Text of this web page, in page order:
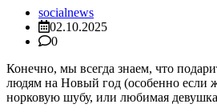
socialnews
02.10.2025
0
Конечно, мы всегда знаем, что
людям на Новый год (особенно если
норковую шубу, или любимая